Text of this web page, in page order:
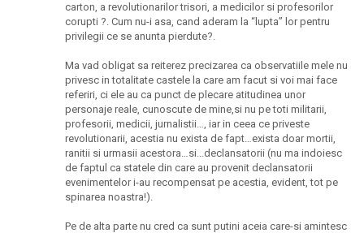
carton, a revolutionarilor trisori, a medicilor si profesorilor
corupti ?. Cum nu-i asa, cand aderam la “lupta” lor pentru
privilegii ce se anunta pierdute?.
Ma vad obligat sa reiterez precizarea ca observatiile mele nu
privesc in totalitate castele la care am facut si voi mai face
referiri, ci ele au ca punct de plecare atitudinea unor
personaje reale, cunoscute de mine,si nu pe toti militarii,
profesorii, medicii, jurnalistii…, iar in ceea ce priveste
revolutionarii, acestia nu exista de fapt…exista doar mortii,
ranitii si urmasii acestora…si…declansatorii (nu ma indoiesc
de faptul ca statele din care au provenit declansatorii
evenimentelor i-au recompensat pe acestia, evident, tot pe
spinarea noastra!).
Pe de alta parte nu cred ca sunt putini aceia care-si amintesc